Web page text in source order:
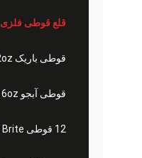
قلع قوطی فلزی
قوطی باریک 12oz
قوطی آبجو 16oz
12 قوطی Oz Brite